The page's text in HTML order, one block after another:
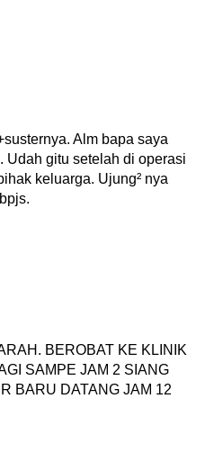
Alm bapa saya
Udah gitu setelah di operasi
keluarga. Ujung² nya
BEROBAT KE KLINIK
SAMPE JAM 2 SIANG
BARU DATANG JAM 12